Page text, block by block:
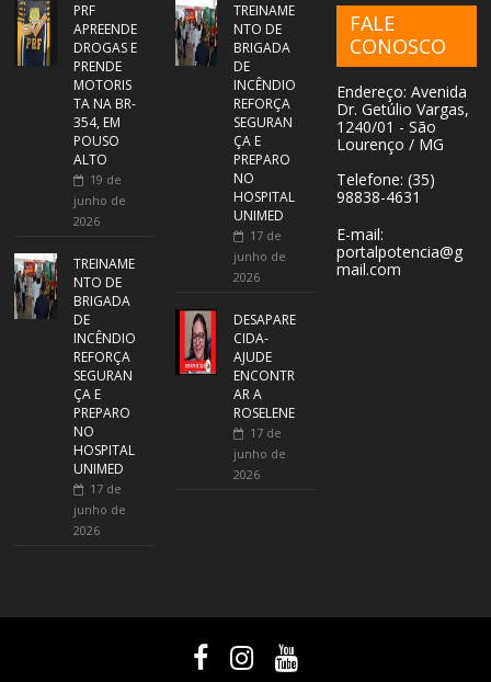
PRF
APREENDE
DROGAS E
PRENDE
MOTORIS
TA NA BR-
354, EM
POUSO
ALTO
19 de
junho de
2026
TREINAME
NTO DE
BRIGADA
DE
INCÊNDIO
REFORÇA
SEGURAN
ÇA E
PREPARO
NO
HOSPITAL
UNIMED
17 de
junho de
2026
TREINAME
NTO DE
BRIGADA
DE
INCÊNDIO
REFORÇA
SEGURAN
ÇA E
PREPARO
NO
HOSPITAL
UNIMED
17 de
junho de
2026
DESAPARE
CIDA-
AJUDE
ENCONTR
AR A
ROSELENE
17 de
junho de
2026
FALE
CONOSCO
Endereço: Avenida
Dr. Getúlio Vargas,
1240/01 - São
Lourenço / MG
Telefone: (35)
98838-4631
E-mail:
portalpotencia@g
mail.com